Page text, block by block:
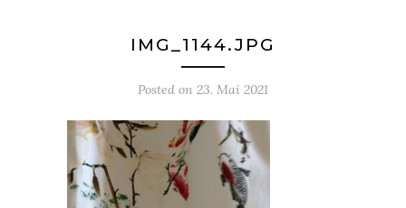
IMG_1144.JPG
Posted on 23. Mai 2021